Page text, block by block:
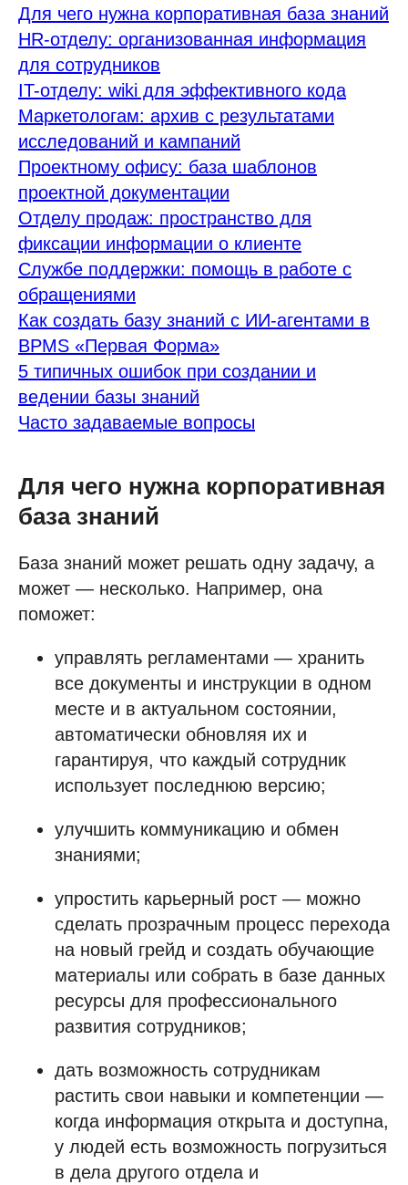
Для чего нужна корпоративная база знаний
HR-отделу: организованная информация
для сотрудников
IT-отделу: wiki для эффективного кода
Маркетологам: архив с результатами
исследований и кампаний
Проектному офису: база шаблонов
проектной документации
Отделу продаж: пространство для
фиксации информации о клиенте
Службе поддержки: помощь в работе с
обращениями
Как создать базу знаний с ИИ-агентами в
BPMS «Первая Форма»
5 типичных ошибок при создании и
ведении базы знаний
Часто задаваемые вопросы
Для чего нужна корпоративная
база знаний
База знаний может решать одну задачу, а
может — несколько. Например, она
поможет:
управлять регламентами — хранить
все документы и инструкции в одном
месте и в актуальном состоянии,
автоматически обновляя их и
гарантируя, что каждый сотрудник
использует последнюю версию;
улучшить коммуникацию и обмен
знаниями;
упростить карьерный рост — можно
сделать прозрачным процесс перехода
на новый грейд и создать обучающие
материалы или собрать в базе данных
ресурсы для профессионального
развития сотрудников;
дать возможность сотрудникам
растить свои навыки и компетенции —
когда информация открыта и доступна,
у людей есть возможность погрузиться
в дела другого отдела и